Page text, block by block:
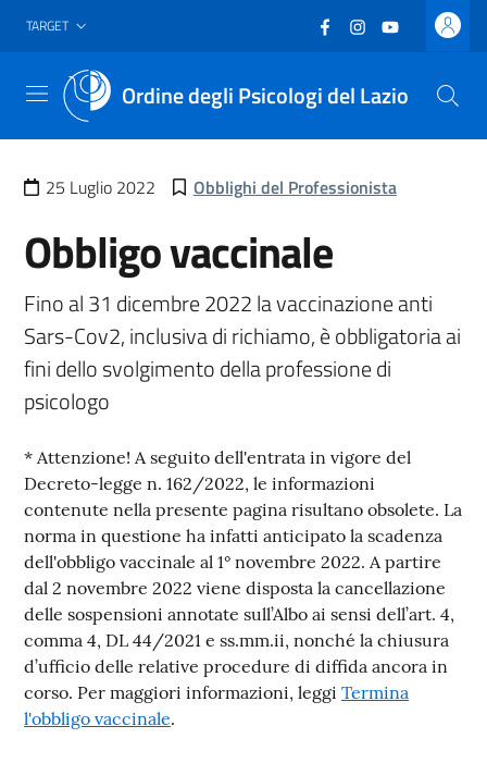
Vai al header
Vai al contenuto principale
Vai al footer
TARGET Facebook
(nuova scheda -
Instagram
(nuova scheda
YouTube
(nuova
Ordine degli Psicologi del Lazio
Menu
25 Luglio 2022 Obblighi del Professionista
Obbligo vaccinale
Fino al 31 dicembre 2022 la vaccinazione anti
Sars-Cov2, inclusiva di richiamo, è obbligatoria ai
fini dello svolgimento della professione di
psicologo
* Attenzione! A seguito dell'entrata in vigore del
Decreto-legge n. 162/2022, le informazioni
contenute nella presente pagina risultano obsolete. La
norma in questione ha infatti anticipato la scadenza
dell'obbligo vaccinale al 1° novembre 2022. A partire
dal 2 novembre 2022 viene disposta la cancellazione
delle sospensioni annotate sull’Albo ai sensi dell’art. 4,
comma 4, DL 44/2021 e ss.mm.ii, nonché la chiusura
d’ufficio delle relative procedure di diffida ancora in
corso. Per maggiori informazioni, leggi Termina
l'obbligo vaccinale.